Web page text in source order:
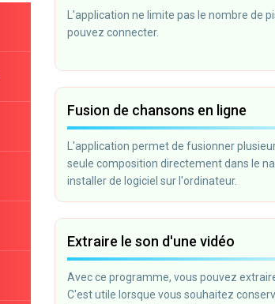
L'application ne limite pas le nombre de
pouvez connecter.
Fusion de chansons en ligne
L'application permet de fusionner
seule composition directement dans le
installer de logiciel sur l'ordinateur.
Extraire le son d'une vidéo
Avec ce programme, vous pouvez
C'est utile lorsque vous souhaitez